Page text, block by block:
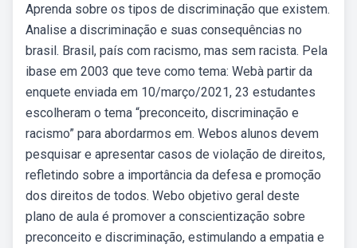
Aprenda sobre os tipos de discriminação que existem.
Analise a discriminação e suas consequências no
brasil. Brasil, país com racismo, mas sem racista. Pela
ibase em 2003 que teve como tema: Webà partir da
enquete enviada em 10/março/2021, 23 estudantes
escolheram o tema “preconceito, discriminação e
racismo” para abordarmos em. Webos alunos devem
pesquisar e apresentar casos de violação de direitos,
refletindo sobre a importância da defesa e promoção
dos direitos de todos. Webo objetivo geral deste
plano de aula é promover a conscientização sobre
preconceito e discriminação, estimulando a empatia e